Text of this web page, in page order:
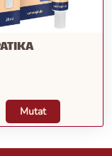
Mutat